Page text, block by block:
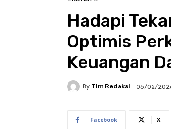
Hadapi
Optimis
Keuangan
By Tim Redaksi 05/02/
Facebook X